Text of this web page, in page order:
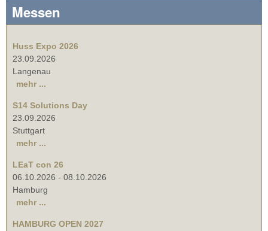
Messen
Huss Expo 2026
23.09.2026
Langenau
mehr ...
S14 Solutions Day
23.09.2026
Stuttgart
mehr ...
LEaT con 26
06.10.2026 - 08.10.2026
Hamburg
mehr ...
HAMBURG OPEN 2027